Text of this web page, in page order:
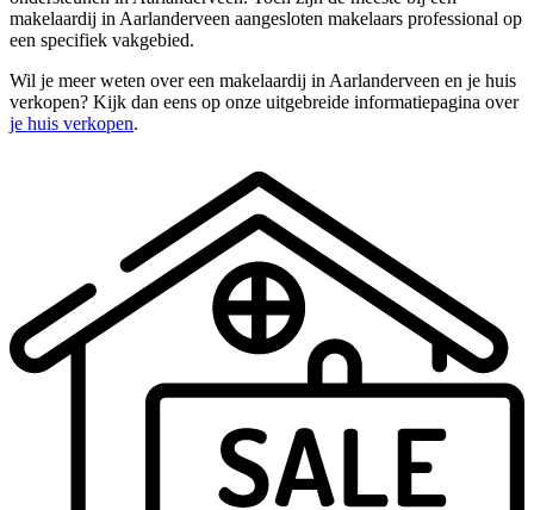
makelaardij in Aarlanderveen aangesloten makelaars professional op
een specifiek vakgebied.
Wil je meer weten over een makelaardij in Aarlanderveen en je huis
verkopen? Kijk dan eens op onze uitgebreide informatiepagina over
je huis verkopen.